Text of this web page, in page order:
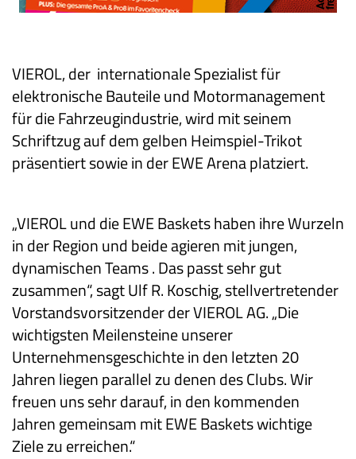
VIEROL, der internationale Spezialist für
elektronische Bauteile und Motormanagement
für die Fahrzeugindustrie, wird mit seinem
Schriftzug auf dem gelben Heimspiel-Trikot
präsentiert sowie in der EWE Arena platziert.
„VIEROL und die EWE Baskets haben ihre Wurzeln
in der Region und beide agieren mit jungen,
dynamischen Teams . Das passt sehr gut
zusammen“, sagt Ulf R. Koschig, stellvertretender
Vorstandsvorsitzender der VIEROL AG. „Die
wichtigsten Meilensteine unserer
Unternehmensgeschichte in den letzten 20
Jahren liegen parallel zu denen des Clubs. Wir
freuen uns sehr darauf, in den kommenden
Jahren gemeinsam mit EWE Baskets wichtige
Ziele zu erreichen.“